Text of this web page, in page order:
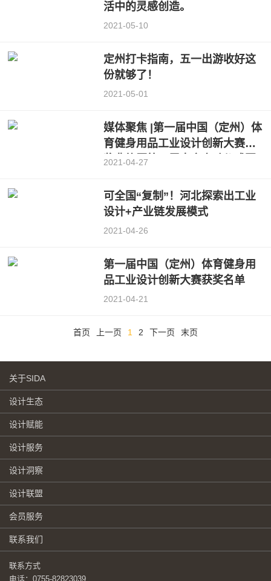
活中的灵感创造。
2021-05-10
定州打卡指南，五一出游收好这
份就够了！
2021-05-01
媒体聚焦 |第一届中国（定州）体
育健身用品工业设计创新大赛颁
奖典礼暨第二届大赛启动仪式圆
2021-04-27
可全国“复制”！河北探索出工业
设计+产业链发展模式
2021-04-26
第一届中国（定州）体育健身用
品工业设计创新大赛获奖名单
2021-04-21
首页 上一页 1 2 下一页 末页
关于SIDA
设计生态
设计赋能
设计服务
设计洞察
设计联盟
会员服务
联系我们
联系方式
电话：0755-82823039